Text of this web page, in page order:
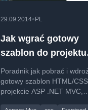
29.09.2014• PL
Jak wgrać gotowy
szablon do projektu
ASP .NET MVC?
Poradnik jak pobrać i
gotowy szablon HTML/
projekcie ASP .NET MVC,